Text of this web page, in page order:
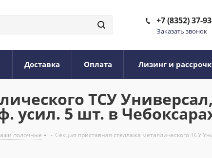
+7 (8352) 37-
Заказать звонок
Доставка Оплата Лизинг и
ТСУ Универсал,
усил. 5 шт. в
полочные - Секция приставная стеллажа металлического ТСУ